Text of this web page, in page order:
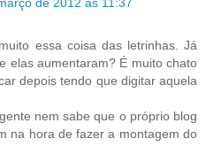
essa coisa das letrinhas. Já
elas aumentaram? É muito chato
depois tendo que digitar aquela
nem sabe que o próprio blog
na hora de fazer a montagem do